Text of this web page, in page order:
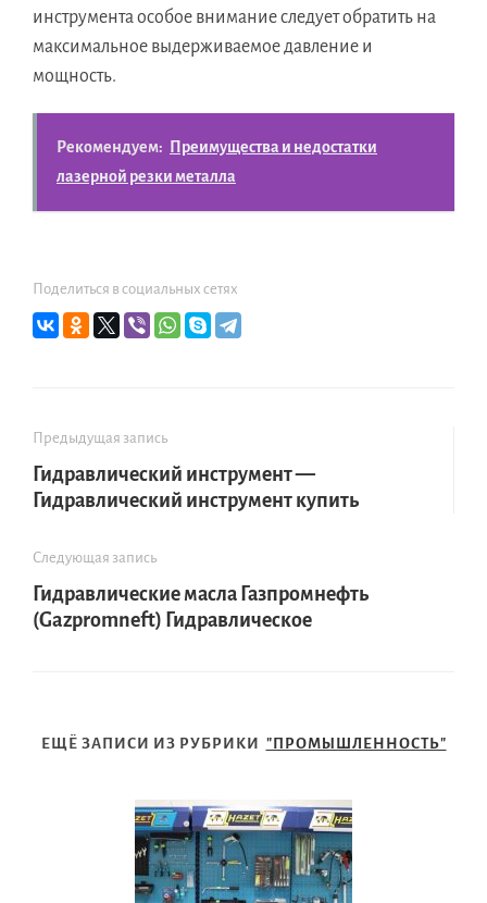
инструмента особое внимание следует обратить на
максимальное выдерживаемое давление и
мощность.
Рекомендуем:
Преимущества и недостатки
лазерной резки металла
Поделиться в социальных сетях
Предыдущая запись
Гидравлический инструмент —
Гидравлический инструмент купить
Следующая запись
Гидравлические масла Газпромнефть
(Gazpromneft) Гидравлическое
ЕЩЁ ЗАПИСИ ИЗ РУБРИКИ "ПРОМЫШЛЕННОСТЬ"